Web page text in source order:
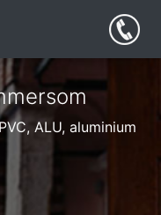
ALU, aluminium